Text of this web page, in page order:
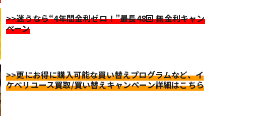
>>迷うなら“4年間金利ゼロ！”最長48回 無金利キャン
ペーン
>>更にお得に購入可能な買い替えプログラムなど、イ
ケベリユース買取/買い替えキャンペーン詳細はこちら